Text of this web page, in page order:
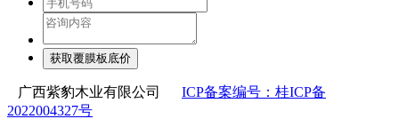
广西紫豹木业有限公司 ICP备案编号：桂ICP备
2022004327号